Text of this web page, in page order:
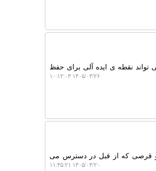
نشان داده است که حدود 8500 قدم در روز می تواند نقطه ی ایده آلی برای حفظ
۱۴۰۵/۰۳/۲۶ ۱۰:۱۲:۰۳
دو قرصی که از قبل در دسترس می
۱۴۰۵/۰۳/۲۰ ۱۱:۴۵:۲۱